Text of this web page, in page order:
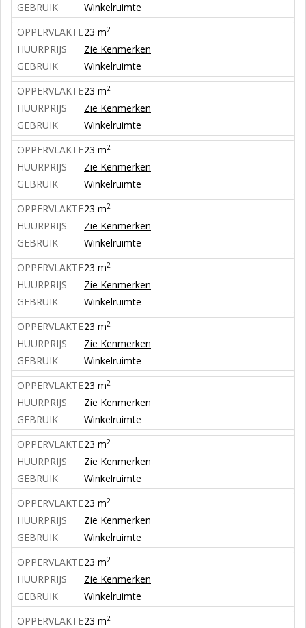
GEBRUIK
Winkelruimte
OPPERVLAKTE23 m2
HUURPRIJS
Zie Kenmerken
GEBRUIK
Winkelruimte
OPPERVLAKTE23 m2
HUURPRIJS
Zie Kenmerken
GEBRUIK
Winkelruimte
OPPERVLAKTE23 m2
HUURPRIJS
Zie Kenmerken
GEBRUIK
Winkelruimte
OPPERVLAKTE23 m2
HUURPRIJS
Zie Kenmerken
GEBRUIK
Winkelruimte
OPPERVLAKTE23 m2
HUURPRIJS
Zie Kenmerken
GEBRUIK
Winkelruimte
OPPERVLAKTE23 m2
HUURPRIJS
Zie Kenmerken
GEBRUIK
Winkelruimte
OPPERVLAKTE23 m2
HUURPRIJS
Zie Kenmerken
GEBRUIK
Winkelruimte
OPPERVLAKTE23 m2
HUURPRIJS
Zie Kenmerken
GEBRUIK
Winkelruimte
OPPERVLAKTE23 m2
HUURPRIJS
Zie Kenmerken
GEBRUIK
Winkelruimte
OPPERVLAKTE23 m2
HUURPRIJS
Zie Kenmerken
GEBRUIK
Winkelruimte
OPPERVLAKTE23 m2